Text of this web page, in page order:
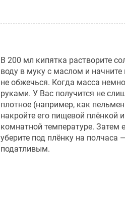
В 200 мл кипятка растворите
воду в муку с маслом и
не обжечься. Когда масса
руками. У Вас получится не
плотное (например, как
накройте его пищевой плёнкой
комнатной температуре. Затем
уберите под плёнку на полчаса
податливым.